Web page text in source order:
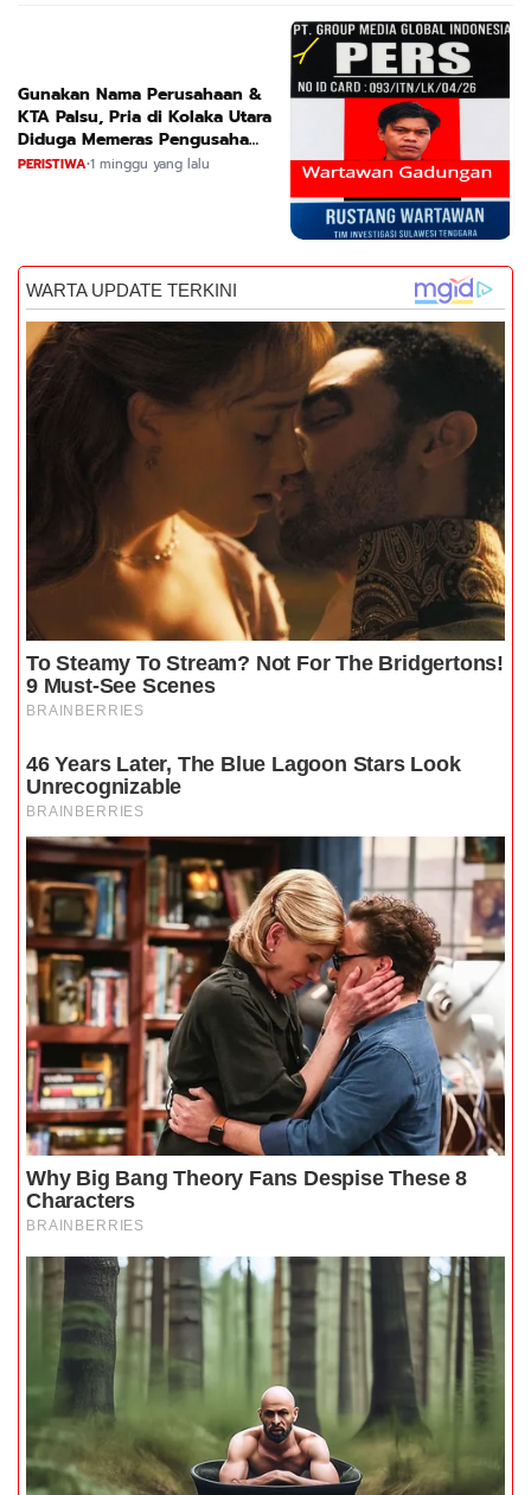
Gunakan Nama Perusahaan &
KTA Palsu, Pria di Kolaka Utara
Diduga Memeras Pengusaha
Tambang dan Minyak
PERISTIWA•1 minggu yang lalu